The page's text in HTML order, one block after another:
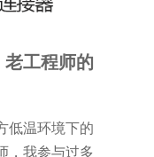
工程师的
低温环境下的
，我参与过多